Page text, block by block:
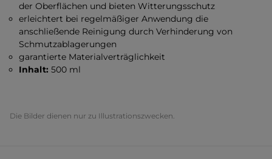
der Oberflächen und bieten Witterungsschutz
erleichtert bei regelmäßiger Anwendung die
anschließende Reinigung durch Verhinderung von
Schmutzablagerungen
garantierte Materialverträglichkeit
Inhalt:500 ml
Die Bilder dienen nur zu Illustrationszwecken.